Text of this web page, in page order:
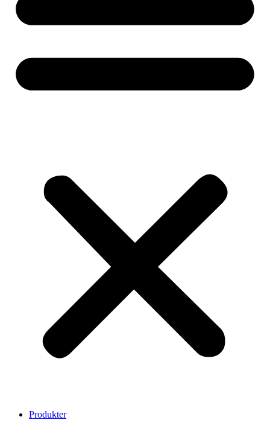
Produkter